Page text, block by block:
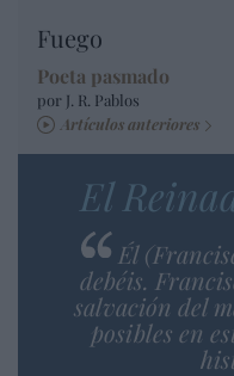
Fuego
Poeta pasmado
por J. R. Pablos
Artículos anteriores
El
Él
debéis.
salvación del
posibles en